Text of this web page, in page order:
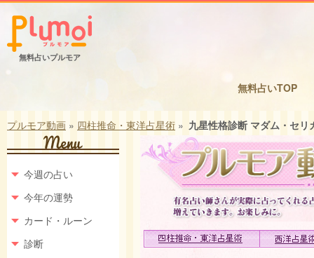
無料占いプルモア
無料占いTOP
プルモア動画 » 四柱推命・東洋占星術 » 九星性格診断 マダム・セリ
今週の占い
今年の運勢
カード・ルーン
診断